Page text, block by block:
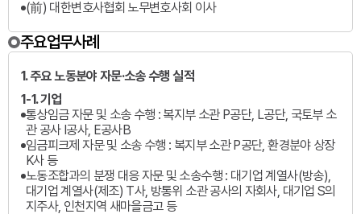
(前) 대한변호사협회 노무변호사회 이사
주요업무사례
1. 주요 노동분야 자문·소송 수행 실적
1-1. 기업
통상임금 자문 및 소송 수행 : 복지부 소관 P공단, L공단, 국토부 소
관 공사 I공사, E공사B
임금피크제 자문 및 소송 수행 : 복지부 소관 P공단, 환경분야 상장
K사 등
노동조합과의 분쟁 대응 자문 및 소송수행 : 대기업 계열사(방송),
대기업 계열사(제조) T사, 방통위 소관 공사의 자회사, 대기업 S의
지주사, 인천지역 새마을금고 등